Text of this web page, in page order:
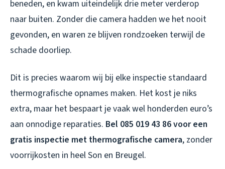
beneden, en kwam uiteindelijk drie meter verderop
naar buiten. Zonder die camera hadden we het nooit
gevonden, en waren ze blijven rondzoeken terwijl de
schade doorliep.
Dit is precies waarom wij bij elke inspectie standaard
thermografische opnames maken. Het kost je niks
extra, maar het bespaart je vaak wel honderden euro’s
aan onnodige reparaties. Bel 085 019 43 86 voor een
gratis inspectie met thermografische camera, zonder
voorrijkosten in heel Son en Breugel.